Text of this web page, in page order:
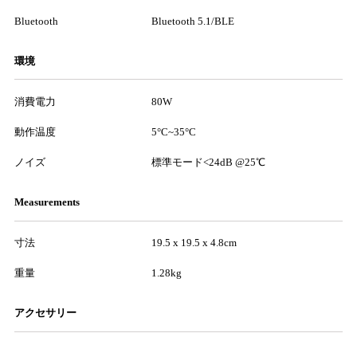
Bluetooth Bluetooth 5.1/BLE
環境
消費電力 80W
動作温度 5°C~35°C
ノイズ 標準モード<24dB @25℃
Measurements
寸法 19.5 x 19.5 x 4.8cm
重量 1.28kg
アクセサリー